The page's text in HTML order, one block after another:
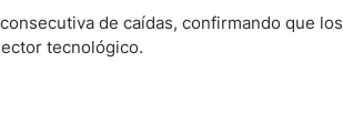
de caídas, confirmando que los
tecnológico.